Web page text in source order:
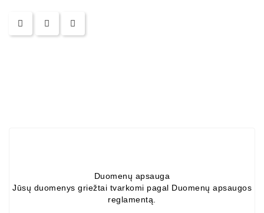
Duomenų apsauga
Jūsų duomenys griežtai tvarkomi pagal Duomenų apsaugos
reglamentą.